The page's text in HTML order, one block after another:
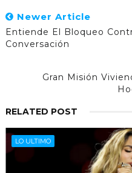
Newer Article
Entiende El Bloqueo
Conversación
Gran Misión
RELATED POST
LO ULTIMO